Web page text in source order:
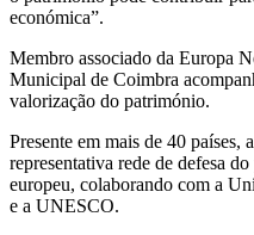
económica”.
Membro associado da Europa
Municipal de Coimbra
valorização do património.
Presente em mais de 40 países,
representativa rede de defesa
europeu, colaborando com a
e a UNESCO.